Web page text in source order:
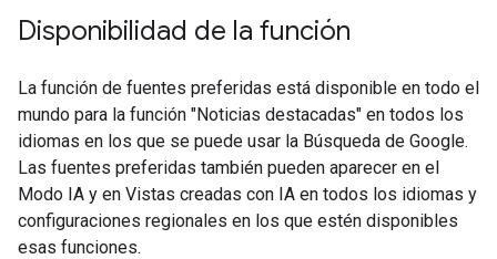
Disponibilidad de la función
La función de fuentes preferidas está disponible en todo el
mundo para la función "Noticias destacadas" en todos los
idiomas en los que se puede usar la Búsqueda de Google.
Las fuentes preferidas también pueden aparecer en el
Modo IA y en Vistas creadas con IA en todos los idiomas y
configuraciones regionales en los que estén disponibles
esas funciones.